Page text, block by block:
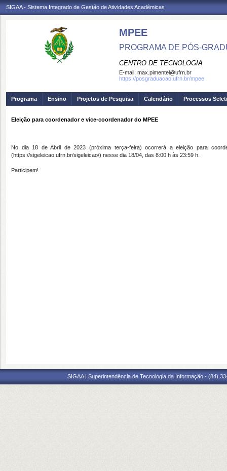
SIGAA - Sistema Integrado de Gestão de Atividades Acadêmicas
MPEE
PROGRAMA DE PÓS-
CENTRO DE TECNOLOGIA
E-mail: max.pimentel@ufrn.br
https://posgraduacao.ufrn.br/mpee
Programa Ensino Projetos de Pesquisa Calendário Processos
Eleição para coordenador e vice-coordenador do MPEE
No dia 18 de Abril de 2023 (próxima terça-feira) ocorrerá a eleição para
(https://sigeleicao.ufrn.br/sigeleicao/) nesse dia 18/04, das 8:00 h às 23:59 h.
Participem!
SIGAA | Superintendência de Tecnologia da Informação - (84)